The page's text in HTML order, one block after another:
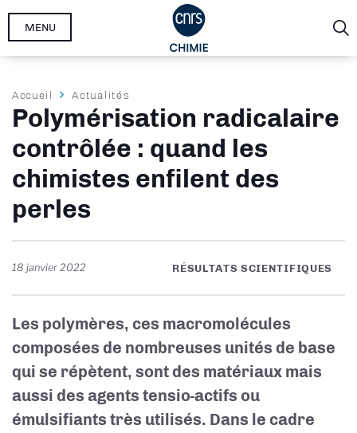
Aller
MENU
Fil
d'Ariane
Accueil Actualités
Polymérisation radicalaire
contrôlée : quand les
chimistes enfilent des
perles
18 janvier 2022 RÉSULTATS SCIENTIFIQUES
Les polymères, ces macromolécules
composées de nombreuses unités de base
qui se répètent, sont des matériaux mais
aussi des agents tensio-actifs ou
émulsifiants très utilisés. Dans le cadre